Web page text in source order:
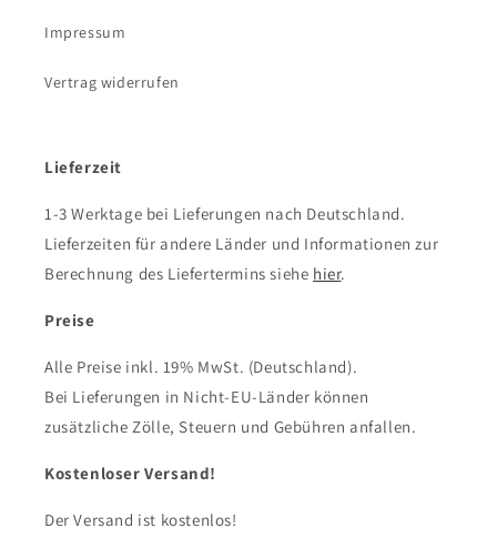
Impressum
Vertrag widerrufen
Lieferzeit
1-3 Werktage bei Lieferungen nach Deutschland.
Lieferzeiten für andere Länder und Informationen zur
Berechnung des Liefertermins siehe hier.
Preise
Alle Preise inkl. 19% MwSt. (Deutschland).
Bei Lieferungen in Nicht-EU-Länder können
zusätzliche Zölle, Steuern und Gebühren anfallen.
Kostenloser Versand!
Der Versand ist kostenlos!